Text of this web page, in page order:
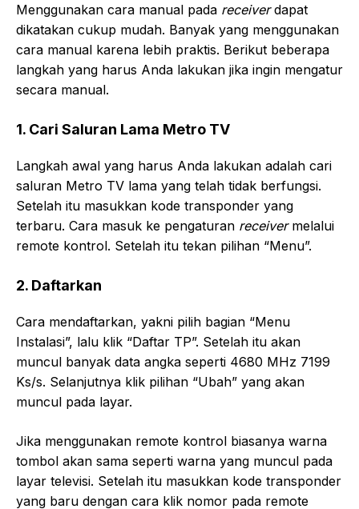
Menggunakan cara manual pada receiverdapat
dikatakan cukup mudah. Banyak yang menggunakan
cara manual karena lebih praktis. Berikut beberapa
langkah yang harus Anda lakukan jika ingin mengatur
secara manual.
1. Cari Saluran Lama Metro TV
Langkah awal yang harus Anda lakukan adalah cari
saluran Metro TV lama yang telah tidak berfungsi.
Setelah itu masukkan kode transponder yang
terbaru. Cara masuk ke pengaturan receivermelalui
remote kontrol. Setelah itu tekan pilihan “Menu”.
2. Daftarkan
Cara mendaftarkan, yakni pilih bagian “Menu
Instalasi”, lalu klik “Daftar TP”. Setelah itu akan
muncul banyak data angka seperti 4680 MHz 7199
Ks/s. Selanjutnya klik pilihan “Ubah” yang akan
muncul pada layar.
Jika menggunakan remote kontrol biasanya warna
tombol akan sama seperti warna yang muncul pada
layar televisi. Setelah itu masukkan kode transponder
yang baru dengan cara klik nomor pada remote